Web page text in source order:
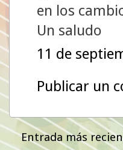
en los
Un saludo
11 de
Publicar un
Entrada más